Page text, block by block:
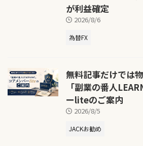
が利益確定
2026/8/6
為替FX
無料記事だけでは
「副業の番人
ーliteのご案内
2026/8/5
JACKお勧め